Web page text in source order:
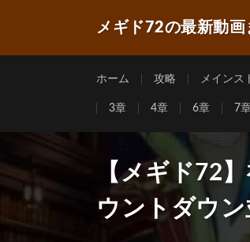
メギド72の最新動画
ホーム 攻略 メインス
3章 4章 6章 7
【メギド72
ウントダウン